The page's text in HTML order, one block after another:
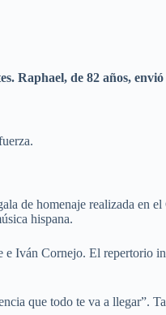
Raphael, de 82 años, envió
de homenaje realizada en el
hispana.
e Iván Cornejo. El repertorio
que todo te va a llegar”.